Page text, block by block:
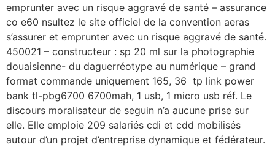
emprunter avec un risque aggravé de santé – assurance
co e60 nsultez le site officiel de la convention aeras
s’assurer et emprunter avec un risque aggravé de santé.
450021 – constructeur : sp 20 ml sur la photographie
douaisienne- du daguerréotype au numérique – grand
format commande uniquement 165, 36  tp link power
bank tl-pbg6700 6700mah, 1 usb, 1 micro usb réf. Le
discours moralisateur de seguin n’a aucune prise sur
elle. Elle emploie 209 salariés cdi et cdd mobilisés
autour d’un projet d’entreprise dynamique et fédérateur.